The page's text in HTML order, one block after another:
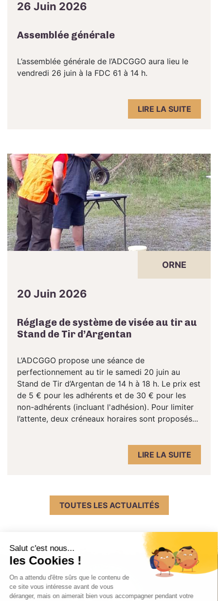
26 Juin 2026
Assemblée générale
L’assemblée générale de l’ADCGGO aura lieu le
vendredi 26 juin à la FDC 61 à 14 h.
LIRE LA SUITE
ORNE
20 Juin 2026
Réglage de système de visée au tir au
Stand de Tir d’Argentan
L’ADCGGO propose une séance de
perfectionnement au tir le samedi 20 juin au
Stand de Tir d’Argentan de 14 h à 18 h. Le prix est
de 5 € pour les adhérents et de 30 € pour les
non-adhérents (incluant l'adhésion). Pour limiter
l’attente, deux créneaux horaires sont proposés...
LIRE LA SUITE
TOUTES LES ACTUALITÉS